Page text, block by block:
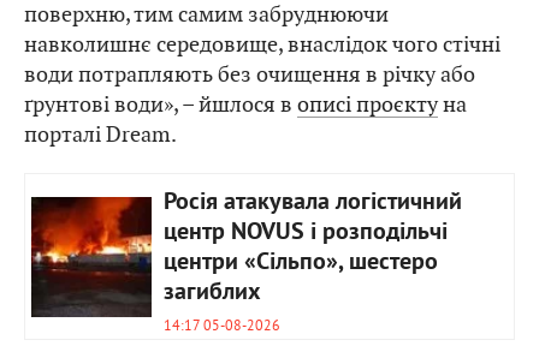
поверхню, тим самим забруднюючи
навколишнє середовище, внаслідок чого стічні
води потрапляють без очищення в річку або
ґрунтові води», – йшлося в описі проєктуна
порталі Dream.
Росія атакувала логістичний
центр NOVUS і розподільчі
центри «Сільпо», шестеро
загиблих
14:17 05-08-2026